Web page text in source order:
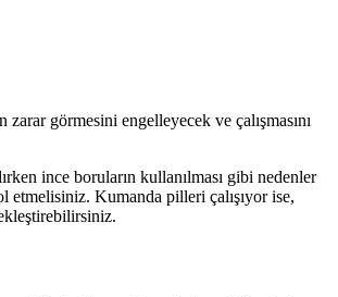
görmesini engelleyecek ve çalışmasını
ince boruların kullanılması gibi nedenler
etmelisiniz. Kumanda pilleri çalışıyor ise,